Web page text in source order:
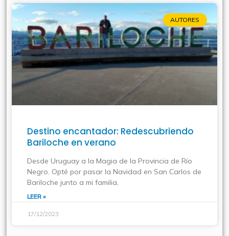
AUTORES
Destino encantador: Redescubriendo
Bariloche en verano
Desde Uruguay a la Magia de la Provincia de Río
Negro. Opté por pasar la Navidad en San Carlos de
Bariloche junto a mi familia,
LEER »
17/12/2023